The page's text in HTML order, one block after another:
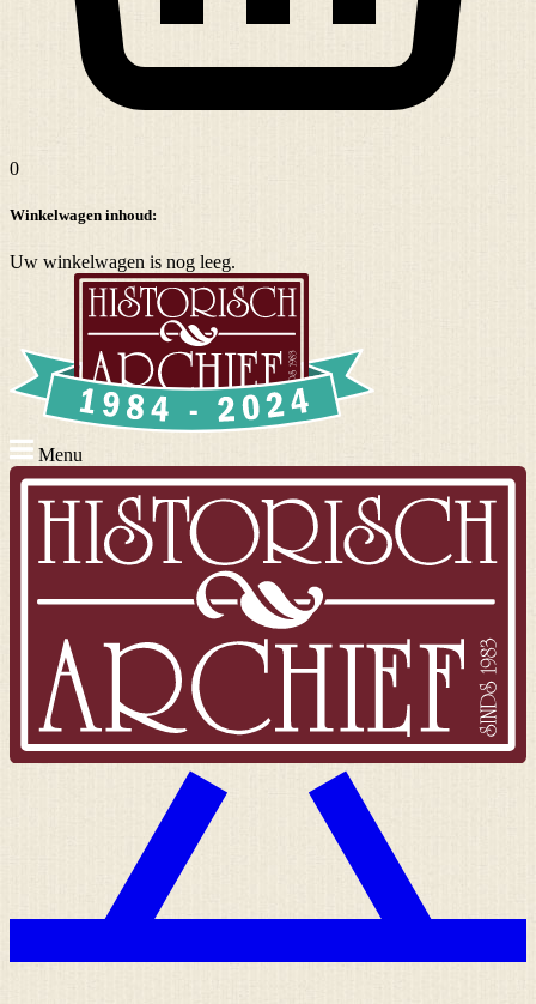
0
Winkelwagen inhoud:
Uw winkelwagen is nog leeg.
Menu